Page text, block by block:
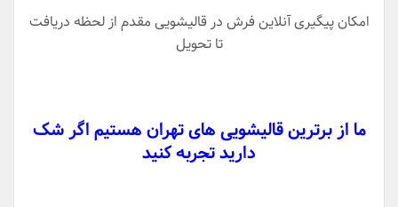
امکان پیگیری آنلاین فرش در قالیشویی مقدم از لحظه دریافت
تا تحویل
ما از برترین قالیشویی های تهران هستیم اگر شک
دارید تجربه کنید